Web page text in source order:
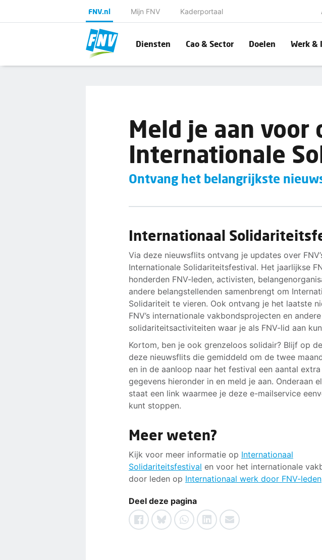
FNV.nl Mijn FNV Kaderportaal
Diensten Cao & Sector Doelen Werk &
Meld je aan
Internationale
Ontvang het belangrijkste
Internationaal
Via deze nieuwsflits ontvang je updates over
Internationale Solidariteitsfestival. Het jaarlijkse
honderden FNV-leden, activisten,
andere belangstellenden samenbrengt om
Solidariteit te vieren. Ook ontvang je het laatste
FNV’s internationale vakbondsprojecten en andere
solidariteitsactiviteiten waar je als FNV-lid aan
Kortom, ben je ook grenzeloos solidair? Blijf op
deze nieuwsflits die gemiddeld om de twee
en in de aanloop naar het festival een aantal
gegevens hieronder in en meld je aan. Onderaan
staat een link waarmee je deze e-mailservice
kunt stoppen.
Meer weten?
Kijk voor meer informatie op Internationaal
Solidariteitsfestival en voor het internationale
door leden op Internationaal werk door FNV-leden
Deel deze pagina